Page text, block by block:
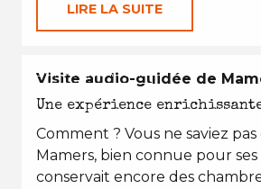
LIRE LA SUITE
EN TOUTES SAISONS
Visite audio-guidée de
Une expérience
Comment ? Vous ne saviez
Mamers, bien connue pour
conservait encore des